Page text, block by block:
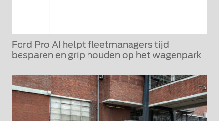
Ford Pro AI helpt fleetmanagers tijd
besparen en grip houden op het wagenpark